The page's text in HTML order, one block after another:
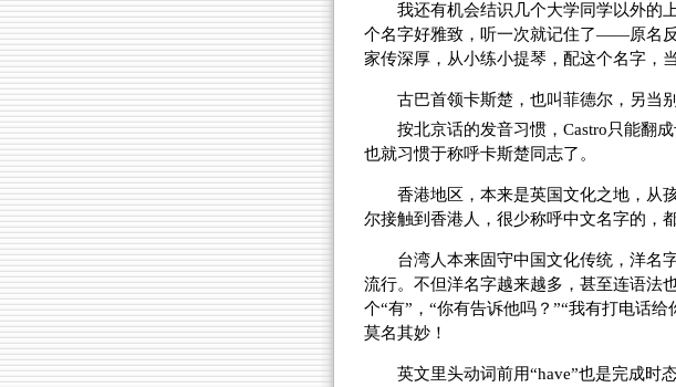
我还有机会结识几个大学同学以外的
个名字好雅致，听一次就记住了——原名
家传深厚，从小练小提琴，配这个名字，
古巴首领卡斯楚，也叫菲德尔，另当别
按北京话的发音习惯，Castro只能翻
也就习惯于称呼卡斯楚同志了。
香港地区，本来是英国文化之地，从
尔接触到香港人，很少称呼中文名字的，
台湾人本来固守中国文化传统，洋名
流行。不但洋名字越来越多，甚至连语法
个“有”，“你有告诉他吗？”“我有打电话
莫名其妙！
英文里头动词前用“have”也是完成时